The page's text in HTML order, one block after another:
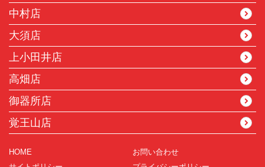
中村店
大須店
上小田井店
高畑店
御器所店
覚王山店
HOME
お問い合わせ